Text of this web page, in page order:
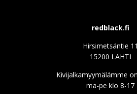
redblack.fi
Hirsimetsäntie 11
15200 LAHTI
Kivijalkamyymälämme
ma-pe klo 8-17